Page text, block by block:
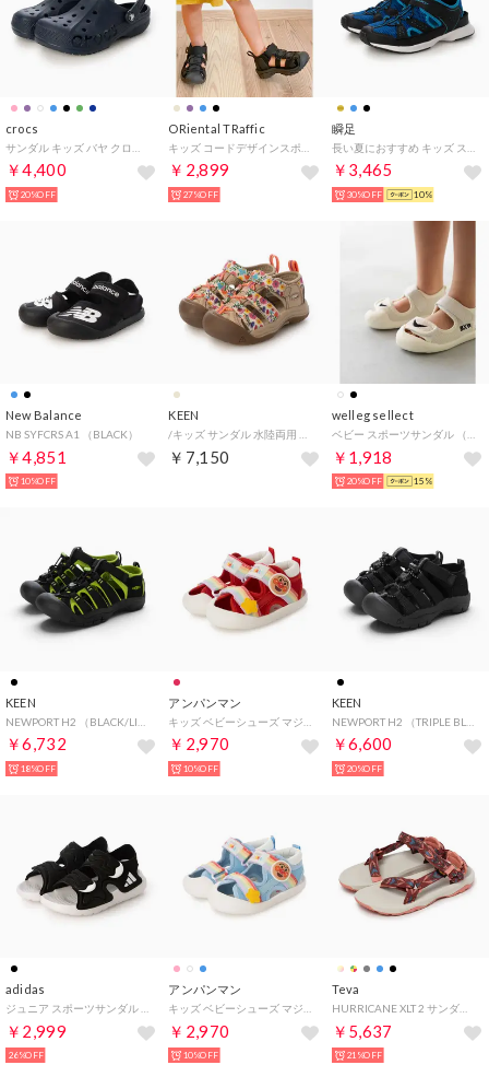
crocs
￥4,400
20%OFF
ORiental TRaffic
￥2,899
27%OFF
瞬足
￥3,465
30%OFF 10%
New Balance
NB SYFCRS A1 （BLACK）
￥4,851
10%OFF
KEEN
￥7,150
welleg sellect
￥1,918
20%OFF 15%
KEEN
￥6,732
18%OFF
アンパンマン
￥2,970
10%OFF
KEEN
￥6,600
20%OFF
adidas
￥2,999
26%OFF
アンパンマン
￥2,970
10%OFF
Teva
HURRICANE XLT 2 サンダル （ブルーミングダリア）
￥5,637
21%OFF